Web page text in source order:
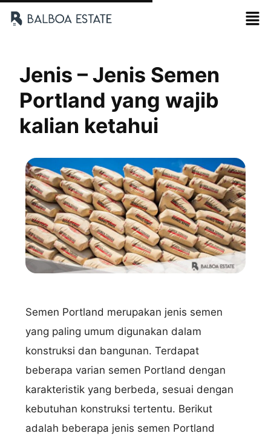
Jenis – Jenis Semen
Portland yang wajib
kalian ketahui
Semen Portland merupakan jenis semen
yang paling umum digunakan dalam
konstruksi dan bangunan. Terdapat
beberapa varian semen Portland dengan
karakteristik yang berbeda, sesuai dengan
kebutuhan konstruksi tertentu. Berikut
adalah beberapa jenis semen Portland